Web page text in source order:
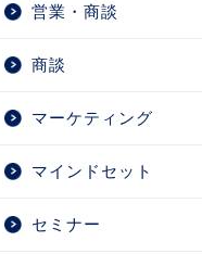
営業・商談
商談
マーケティング
マインドセット
セミナー